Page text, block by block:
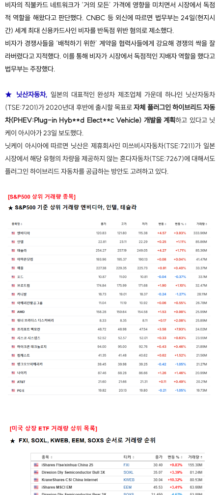
비자의 직불카드 네트워크가 ‘거의 모든’ 가격에 영향을 미치면서 시장에서 독점
적 역할을 해왔다고 판단했다. CNBC 등 외신에 따르면 법무부는 24일(현지시
간) 세계 최대 신용카드사인 비자를 반독점 위반 혐의로 제소했다.
비자가 경쟁사들을 ‘배척하기 위한’ 계약을 협력사들에게 강요해 경쟁의 싹을 잘
라버렸다고 지적했다. 이를 통해 비자가 시장에서 독점적인 지배자 역할을 했다고
법무부는 주장했다.
★ 닛산자동차, 일본의 대표적인 완성차 제조업체 가운데 하나인 닛산자동차
(TSE:7201)가 2020년대 후반에 출시할 목표로자체 플러그인 하이브리드 자동
차(PHEV:Plug-in Hyb**d Elect**c Vehicle) 개발을 계획하고 있다고 닛
케이 아시아가 23일 보도했다.
닛케이 아시아에 따르면 닛산은 제휴회사인 미쓰비시자동차(TSE:7211)가 일본
시장에서 해당 유형의 차량을 제공하지 않는 혼다자동차(TSE:7267)에 대해서도
플러그인 하이브리드 자동차를 공급하는 방안도 고려하고 있다.